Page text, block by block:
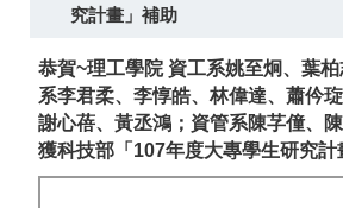
究計畫」補助
恭賀~理工學院 資工系姚至炯、葉
系李君柔、李惇皓、林偉達、蕭仱
謝心蓓、黃丞鴻；資管系陳芓僮、
獲科技部「107年度大專學生研究計